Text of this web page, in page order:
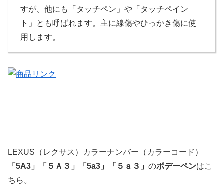
すが、他にも「タッチペン」や「タッチペイン
ト」とも呼ばれます。主に線傷やひっかき傷に使
用します。
LEXUS（レクサス）カラーナンバー（カラーコード）
「 5A3」 「５Ａ３」 「5a3」「５ａ３」 のボデーペンはこ
ちら。